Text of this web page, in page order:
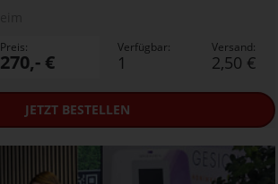
Preis:
270,- €
Verfügbar:
1
Versand:
2,50 €
JETZTBESTELLEN